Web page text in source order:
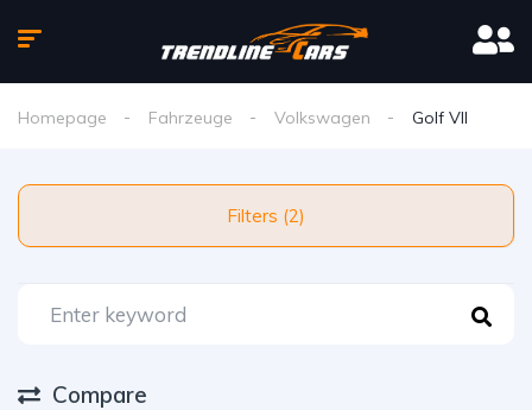
Homepage Fahrzeuge Volkswagen Golf VII
Filters (2)
Compare